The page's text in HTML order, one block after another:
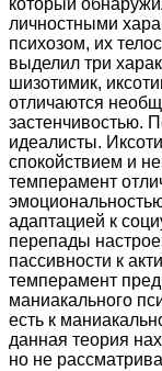
который
личностными
психозом, их
выделил три
шизотимик,
отличаются
застенчивостью.
идеалисты.
спокойствием и
темперамент
адаптацией к
перепады
пассивности к
темперамент
маниакального
есть к
данная теория
но не